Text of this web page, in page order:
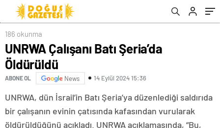
186 okunma
UNRWA Çalışanı Batı Şeria’da
Öldürüldü
ABONE OL News 14 Eylül 2024 15:36
UNRWA, dün İsrail’in Batı Şeria’ya düzenlediği saldırıda
bir çalışanın evinin çatısında kafasından vurularak
öldürüldüğünü açıkladı. UNRWA açıklamasında, “Bu,